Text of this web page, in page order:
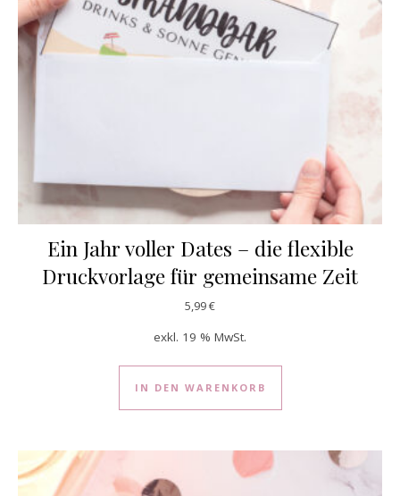
Ein Jahr voller Dates – die flexible
Druckvorlage für gemeinsame Zeit
5,99€
exkl. 19 % MwSt.
IN DEN WARENKORB